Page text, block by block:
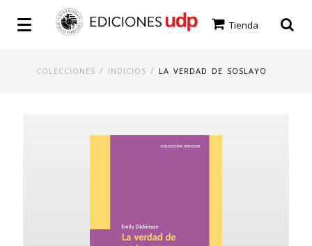
Tienda
COLECCIONES / INDICIOS / LA VERDAD DE SOSLAYO